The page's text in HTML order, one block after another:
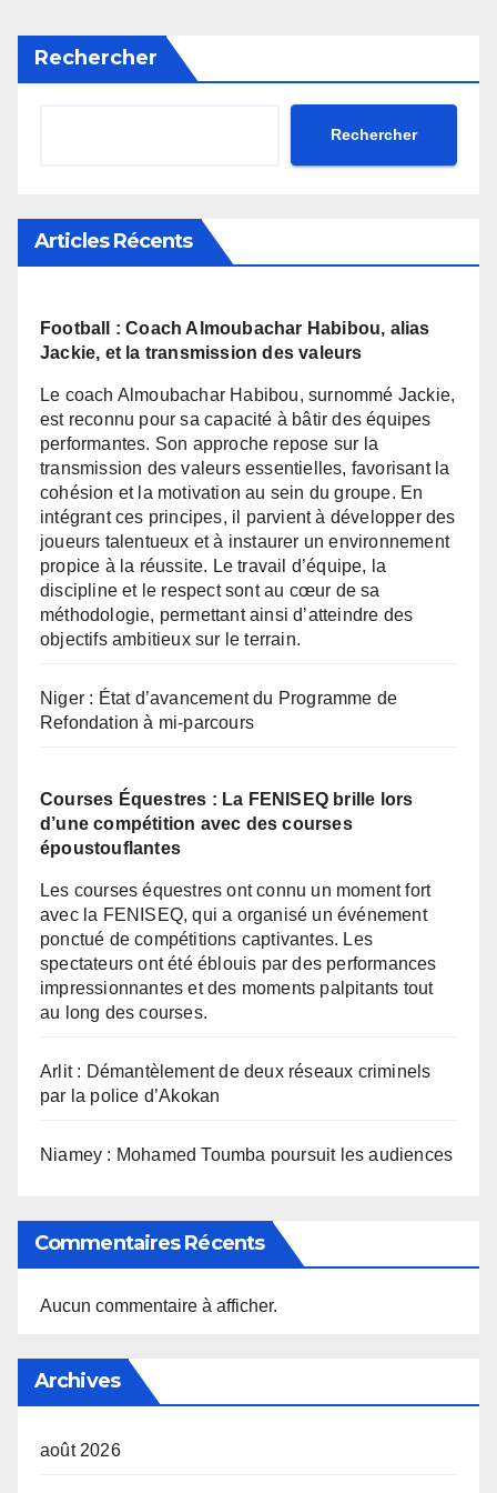
FENIFOOT a réaffirmé son
engagement envers
l’amélioration de ses
Rechercher
Rechercher
Articles Récents
Football : Coach Almoubachar Habibou, alias
Jackie, et la transmission des valeurs
Le coach Almoubachar Habibou, surnommé Jackie,
est reconnu pour sa capacité à bâtir des équipes
performantes. Son approche repose sur la
transmission des valeurs essentielles, favorisant la
cohésion et la motivation au sein du groupe. En
intégrant ces principes, il parvient à développer des
joueurs talentueux et à instaurer un environnement
propice à la réussite. Le travail d’équipe, la
discipline et le respect sont au cœur de sa
méthodologie, permettant ainsi d’atteindre des
objectifs ambitieux sur le terrain.
Niger : État d’avancement du Programme de
Refondation à mi-parcours
Courses Équestres : La FENISEQ brille lors
d’une compétition avec des courses
époustouflantes
Les courses équestres ont connu un moment fort
avec la FENISEQ, qui a organisé un événement
ponctué de compétitions captivantes. Les
spectateurs ont été éblouis par des performances
impressionnantes et des moments palpitants tout
au long des courses.
Arlit : Démantèlement de deux réseaux criminels
par la police d’Akokan
Niamey : Mohamed Toumba poursuit les audiences
Commentaires Récents
Aucun commentaire à afficher.
Archives
août 2026